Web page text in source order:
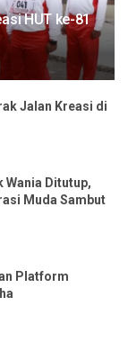
HUT ke-81
Jalan Kreasi di
Ditutup,
Muda Sambut
Platform